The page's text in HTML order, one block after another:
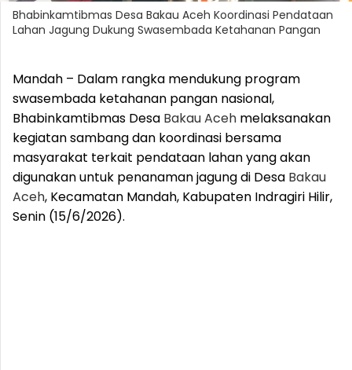
Bhabinkamtibmas Desa Bakau Aceh Koordinasi Pendataan
Lahan Jagung Dukung Swasembada Ketahanan Pangan
Mandah – Dalam rangka mendukung program
swasembada ketahanan pangan nasional,
Bhabinkamtibmas Desa BakauAceh melaksanakan
kegiatan sambang dan koordinasi bersama
masyarakat terkait pendataan lahan yang akan
digunakan untuk penanaman jagung di Desa Bakau
Aceh, Kecamatan Mandah, Kabupaten Indragiri Hilir,
Senin (15/6/2026).